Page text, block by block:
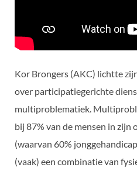
Kor Brongers (AKC) lichtte
over participatiegerichte
multiproblematiek.
bij 87% van de mensen in
(waarvan 60%
(vaak) een combinatie van